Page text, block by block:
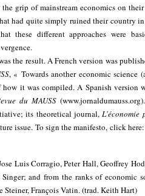
grip of mainstream economics on
had quite simply ruined their country
these different approaches were
the result. A French version was
, « Towards another economic science
it was compiled. A Spanish version
du MAUSS (www.jornaldumauss.org
its theoretical journal,
issue. To sign the manifesto, click
Luis Corragio, Peter Hall, Geoffrey
and from the ranks of economic
François Vatin. (trad. Keith Hart)